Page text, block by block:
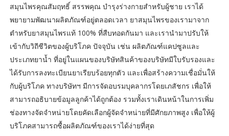
สมุนไพรคุณสัมฤทธิ์ สรรพคุณ บำรุงร่างกายสำหรับผู้ชาย เราได้
พยายามพัฒนาผลิตภัณฑ์อยู่ตลอดเวลา ยาสมุนไพรของเรามาจาก
ตำหรับยาสมุนไพรแท้ 100% ที่สืบทอดกันมา และเรานำมาปรับให้
เข้ากับวิถีชีวิตของผู้บริโภค ปัจจุบัน เช่น ผลิตภัณฑ์แคปซูลและ
ประเภทยาน้ำ ที่อยู่ในแผนของบริษัทสินค้าของบริษัทมีใบรับรองและ
ได้รับการลงทะเบียนยาเรียบร้อยทุกตัว และเพื่อสร้างความเชื่อมั่นให้
กับผู้บริโภค ทางบริษัทฯ มีการจัดอบรมบุคลากรโดยเภสัชกร เพื่อให้
สามารถอธิบายข้อมูลลูกค้าได้ถูกต้อง รวมทั้งเราเดินหน้าในการเพิ่ม
ช่องทางจัดจำหน่ายโดยคัดเลือกผู้จัดจำหน่ายที่มีศักยภาพสูง เพื่อให้ผู้
บริโภคสามารถซื้อผลิตภัณฑ์ของเราได้ง่ายที่สุด